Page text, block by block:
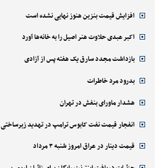
افزایش قیمت بنزین هنوز نهایی نشده است
اکبر عبدی حلاوت هنر اصیل را به خانه‌ها آورد
بازداشت مجدد سارق یک هفته پس از آزادی
بدرود مرد خاطرات
هشدار ماورای بنفش در تهران
انفجار قیمت نفت کابوس ترامپ در تهدید زیرساختی
قیمت دینار در عراق امروز شنبه ۳ مرداد